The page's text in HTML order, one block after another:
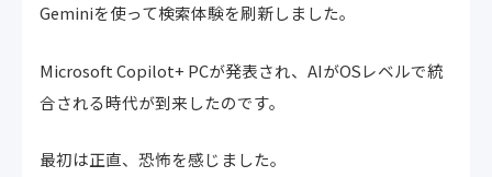
Geminiを使って検索体験を刷新しました。
Microsoft Copilot+ PCが発表され、AIがOSレベルで統
合される時代が到来したのです。
最初は正直、恐怖を感じました。